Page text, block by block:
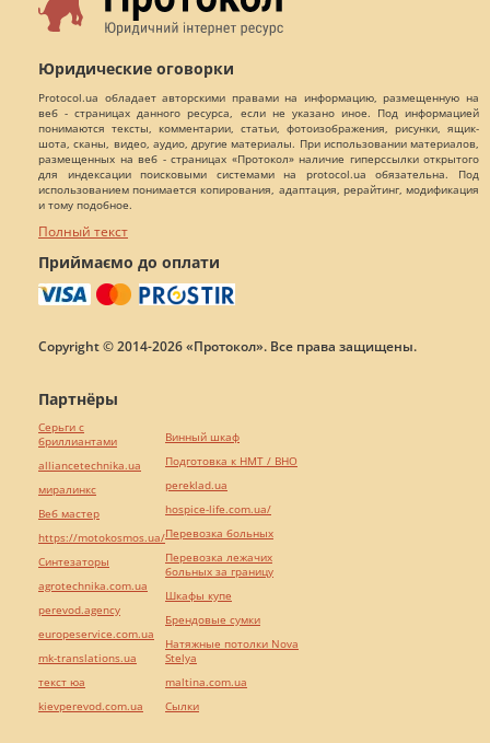
Юридические оговорки
Protocol.ua обладает авторскими правами на информацию, размещенную на
веб - страницах данного ресурса, если не указано иное. Под информацией
понимаются тексты, комментарии, статьи, фотоизображения, рисунки, ящик-
шота, сканы, видео, аудио, другие материалы. При использовании материалов,
размещенных на веб - страницах «Протокол» наличие гиперссылки открытого
для индексации поисковыми системами на protocol.ua обязательна. Под
использованием понимается копирования, адаптация, рерайтинг, модификация
и тому подобное.
Полный текст
Приймаємо до оплати
Copyright © 2014-2026 «Протокол». Все права защищены.
Партнёры
Серьги с
бриллиантами
alliancetechnika.ua
миралинкс
Веб мастер
https://motokosmos.ua/
Синтезаторы
agrotechnika.com.ua
perevod.agency
europeservice.com.ua
mk-translations.ua
текст юа
kievperevod.com.ua
Винный шкаф
Подготовка к НМТ / ВНО
pereklad.ua
hospice-life.com.ua/
Перевозка больных
Перевозка лежачих
больных за границу
Шкафы купе
Брендовые сумки
Натяжные потолки Nova
Stelya
maltina.com.ua
Cылки